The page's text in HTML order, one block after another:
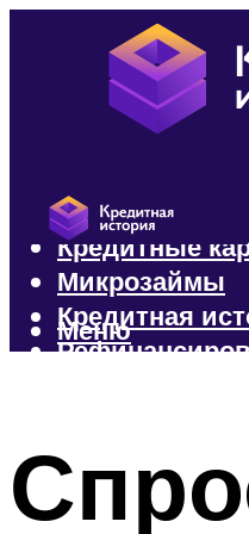
Кредиты
Кредитные
Микрозаймы
Кредитная
Меню